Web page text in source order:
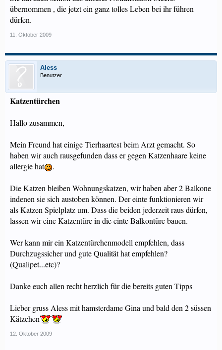
übernommen , die jetzt ein ganz tolles Leben bei ihr führen
dürfen.
11. Oktober 2009
Aless
Benutzer
Katzentürchen
Hallo zusammen,
Mein Freund hat einige Tierhaartest beim Arzt gemacht. So
haben wir auch rausgefunden dass er gegen Katzenhaare keine
allergie hat
.
Die Katzen bleiben Wohnungskatzen, wir haben aber 2 Balkone
indenen sie sich austoben können. Der einte funktionieren wir
als Katzen Spielplatz um. Dass die beiden jederzeit raus dürfen,
lassen wir eine Katzentüre in die einte Balkontüre bauen.
Wer kann mir ein Katzentürchenmodell empfehlen, dass
Durchzugssicher und gute Qualität hat empfehlen?
(Qualipet...etc)?
Danke euch allen recht herzlich für die bereits guten Tipps
Lieber gruss Aless mit hamsterdame Gina und bald den 2 süssen
Kätzchen
12. Oktober 2009